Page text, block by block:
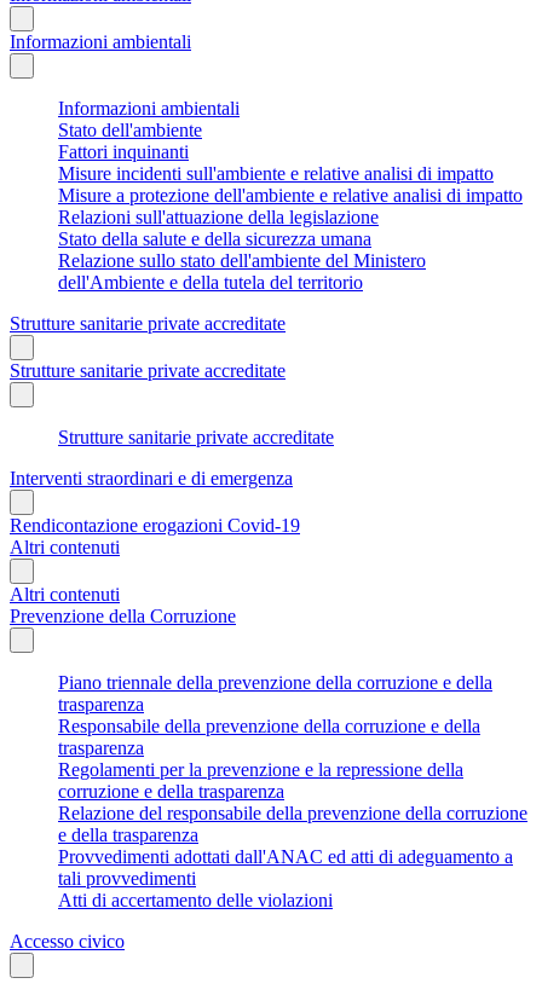
Informazioni ambientali
Informazioni ambientali
Stato dell'ambiente
Fattori inquinanti
Misure incidenti sull'ambiente e relative analisi di impatto
Misure a protezione dell'ambiente e relative analisi di impatto
Relazioni sull'attuazione della legislazione
Stato della salute e della sicurezza umana
Relazione sullo stato dell'ambiente del Ministero
dell'Ambiente e della tutela del territorio
Strutture sanitarie private accreditate
Strutture sanitarie private accreditate
Strutture sanitarie private accreditate
Interventi straordinari e di emergenza
Rendicontazione erogazioni Covid-19
Altri contenuti
Altri contenuti
Prevenzione della Corruzione
Piano triennale della prevenzione della corruzione e della
trasparenza
Responsabile della prevenzione della corruzione e della
trasparenza
Regolamenti per la prevenzione e la repressione della
corruzione e della trasparenza
Relazione del responsabile della prevenzione della corruzione
e della trasparenza
Provvedimenti adottati dall'ANAC ed atti di adeguamento a
tali provvedimenti
Atti di accertamento delle violazioni
Accesso civico